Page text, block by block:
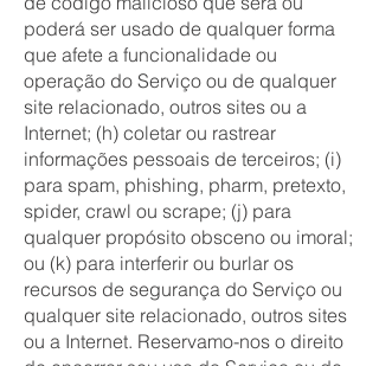
poderá ser usado de qualquer forma
que afete a funcionalidade ou
operação do Serviço ou de qualquer
site relacionado, outros sites ou a
Internet; (h) coletar ou rastrear
informações pessoais de terceiros; (i)
para spam, phishing, pharm, pretexto,
spider, crawl ou scrape; (j) para
qualquer propósito obsceno ou imoral;
ou (k) para interferir ou burlar os
recursos de segurança do Serviço ou
qualquer site relacionado, outros sites
ou a Internet. Reservamo-nos o direito